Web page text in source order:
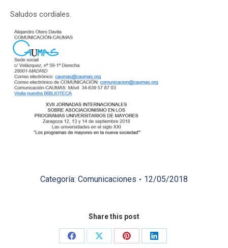
Saludos cordiales.
Categoría: Comunicaciones 12/05/2018
Share this post
Share
Share
Share
Share